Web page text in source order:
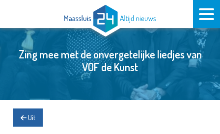
Zing mee met de onvergetelijke liedjes van
VOF de Kunst
Uit